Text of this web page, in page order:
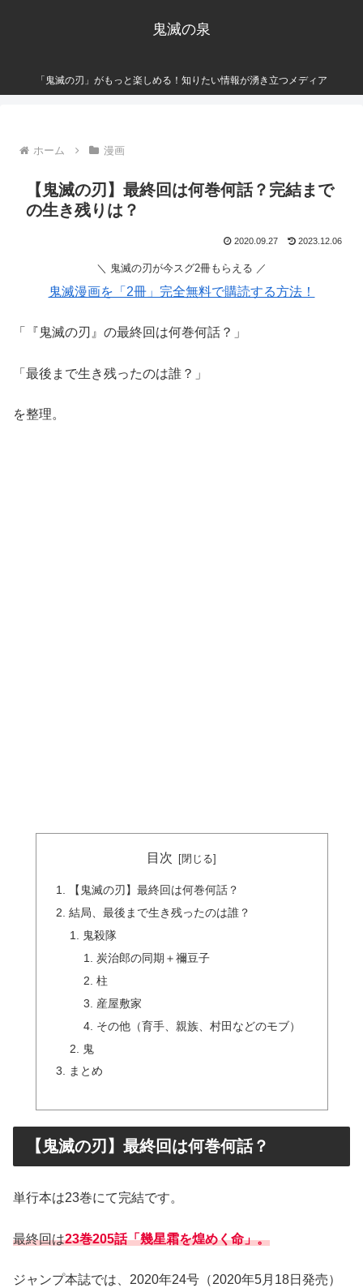
鬼滅の泉
「鬼滅の刃」がもっと楽しめる！知りたい情報が湧き立つメディア
ホーム 漫画
【鬼滅の刃】最終回は何巻何話？完結まで
の生き残りは？
2020.09.27 2023.12.06
＼ 鬼滅の刃が今スグ2冊もらえる ／
鬼滅漫画を「2冊」完全無料で購読する方法！
「『鬼滅の刃』の最終回は何巻何話？」
「最後まで生き残ったのは誰？」
を整理。
目次
【鬼滅の刃】最終回は何巻何話？
結局、最後まで生き残ったのは誰？
鬼殺隊
炭治郎の同期＋禰豆子
柱
産屋敷家
その他（育手、親族、村田などのモブ）
鬼
まとめ
【鬼滅の刃】最終回は何巻何話？
単行本は23巻にて完結です。
最終回は23巻205話「幾星霜を煌めく命」。
ジャンプ本誌では、2020年24号（2020年5月18日発売）